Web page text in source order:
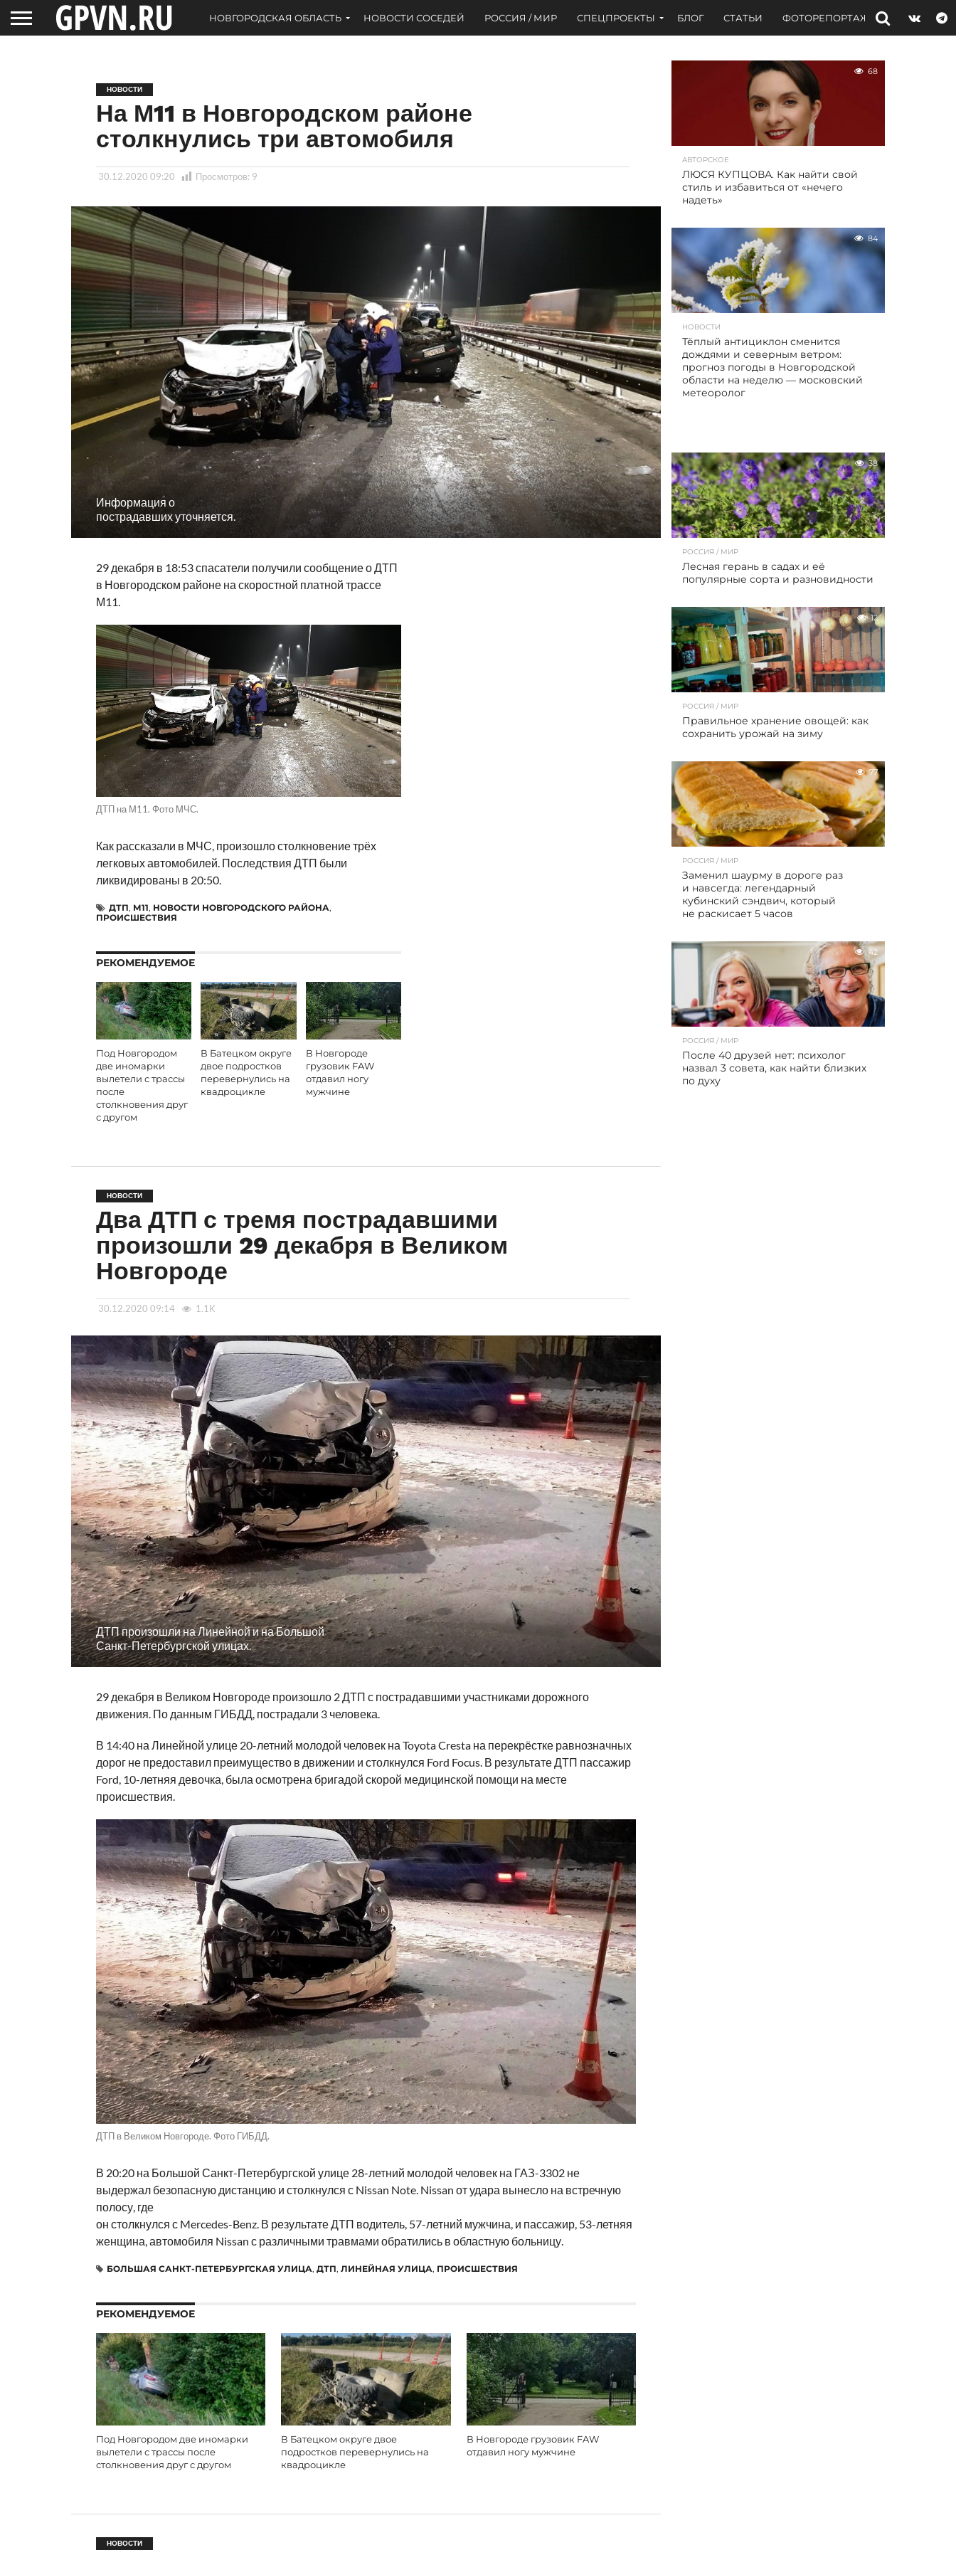
НОВГОРОДСКАЯ ОБЛАСТЬ НОВОСТИ СОСЕДЕЙ РОССИЯ / МИР СПЕЦПРОЕКТЫ БЛОГ СТАТЬИ ФОТОРЕПОРТАЖИ ИНТЕРВЬЮ
НОВОСТИ
На М11 в Новгородском районе
столкнулись три автомобиля
30.12.2020 09:20 Просмотров: 9
Информация о
пострадавших уточняется.
29 декабря в 18:53 спасатели получили сообщение о ДТП
в Новгородском районе на скоростной платной трассе
М11.
ДТП на М11. Фото МЧС.
Как рассказали в МЧС, произошло столкновение трёх
легковых автомобилей. Последствия ДТП были
ликвидированы в 20:50.
ДТП, М11, НОВОСТИ НОВГОРОДСКОГО РАЙОНА,
ПРОИСШЕСТВИЯ
РЕКОМЕНДУЕМОЕ
Под Новгородом
две иномарки
вылетели с трассы
после
столкновения друг
с другом
В Батецком округе
двое подростков
перевернулись на
квадроцикле
В Новгороде
грузовик FAW
отдавил ногу
мужчине
НОВОСТИ
Два ДТП с тремя пострадавшими
произошли 29 декабря в Великом
Новгороде
30.12.2020 09:14 1.1K
ДТП произошли на Линейной и на Большой
Санкт-Петербургской улицах.
29 декабря в Великом Новгороде произошло 2 ДТП с пострадавшими участниками дорожного
движения. По данным ГИБДД, пострадали 3 человека.
В 14:40 на Линейной улице 20-летний молодой человек на Toyota Cresta на перекрёстке равнозначных
дорог не предоставил преимущество в движении и столкнулся Ford Focus. В результате ДТП пассажир
Ford, 10-летняя девочка, была осмотрена бригадой скорой медицинской помощи на месте
происшествия.
ДТП в Великом Новгороде. Фото ГИБДД.
В 20:20 на Большой Санкт-Петербургской улице 28-летний молодой человек на ГАЗ-3302 не
выдержал безопасную дистанцию и столкнулся с Nissan Note. Nissan от удара вынесло на встречную
полосу, где
он столкнулся с Mercedes-Benz. В результате ДТП водитель, 57-летний мужчина, и пассажир, 53-летняя
женщина, автомобиля Nissan с различными травмами обратились в областную больницу.
БОЛЬШАЯ САНКТ-ПЕТЕРБУРГСКАЯ УЛИЦА, ДТП, ЛИНЕЙНАЯ УЛИЦА, ПРОИСШЕСТВИЯ
РЕКОМЕНДУЕМОЕ
Под Новгородом две иномарки
вылетели с трассы после
столкновения друг с другом
В Батецком округе двое
подростков перевернулись на
квадроцикле
В Новгороде грузовик FAW
отдавил ногу мужчине
НОВОСТИ
68
АВТОРСКОЕ
ЛЮСЯ КУПЦОВА. Как найти свой
стиль и избавиться от «нечего
надеть»
84
НОВОСТИ
Тёплый антициклон сменится
дождями и северным ветром:
прогноз погоды в Новгородской
области на неделю — московский
метеоролог
38
РОССИЯ / МИР
Лесная герань в садах и её
популярные сорта и разновидности
12
РОССИЯ / МИР
Правильное хранение овощей: как
сохранить урожай на зиму
77
РОССИЯ / МИР
Заменил шаурму в дороге раз
и навсегда: легендарный
кубинский сэндвич, который
не раскисает 5 часов
42
РОССИЯ / МИР
После 40 друзей нет: психолог
назвал 3 совета, как найти близких
по духу